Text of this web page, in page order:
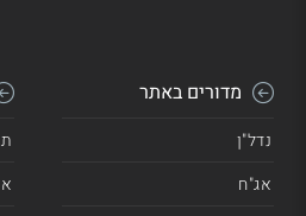
מדורים באתר
נדל"ן
אג"ח